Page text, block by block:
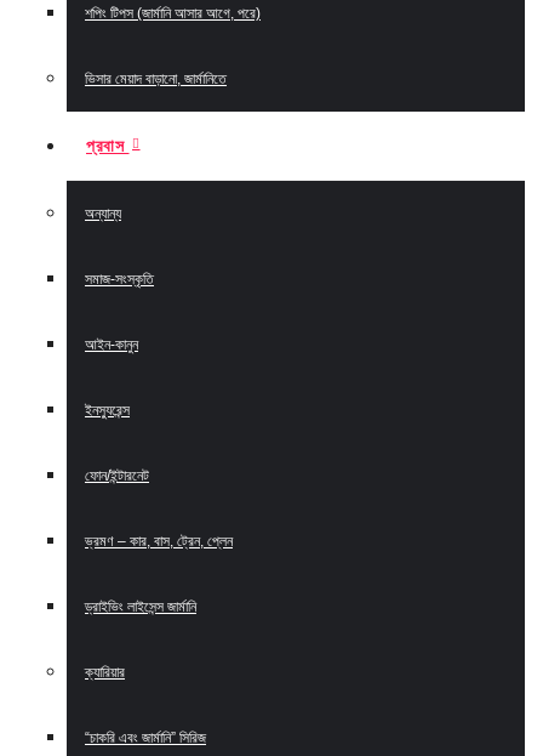
শপিং টিপস (জার্মানি আসার আগে, পরে)
ভিসার মেয়াদ বাড়ানো, জার্মানিতে
প্রবাস
অন্যান্য
সমাজ-সংস্কৃতি
আইন-কানুন
ইনস্যুরেন্স
ফোন/ইন্টারনেট
ভ্রমণ – কার, বাস, ট্রেন, প্লেন
ড্রাইভিং লাইসেন্স জার্মানি
ক্যারিয়ার
“চাকরি এবং জার্মানি” সিরিজ